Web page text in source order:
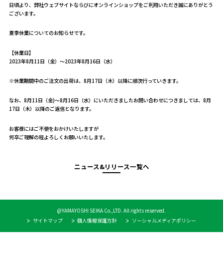
日頃より、弊社ウェブサイトならびにオンラインショップをご利用いただき誠にありがとう
ございます。
夏季休業についてのお知らせです。
【休業日】
2023年8月11日（金）～2023年8月16日（水）
※休業期間中のご注文の出荷は、8月17日（木）以降に順次行っていきます。
なお、8月11日（金)～8月16日（水）にいただきましたお問い合わせにつきましては、8月
17日（木）以降のご返信となります。
お客様にはご不便をおかけいたしますが
何卒ご理解の程よろしくお願いいたします。
ニュース&リリース一覧へ
@YAMAYOSHI SEIKA Co.,LTD. All rights reserved.
サイトマップ
個人情報保護方針 ソーシャルメディアポリシー